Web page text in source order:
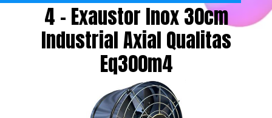
4 - Exaustor Inox 30cm
Industrial Axial Qualitas
Eq300m4